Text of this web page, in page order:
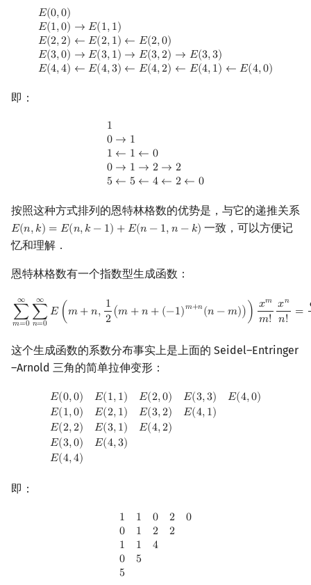
其它 DP 方法
Manacher
回文树
序列自动机
同余方程
二次剩余
阶 & 原根
狄利克雷卷积
杜教筛
Min_25 筛
类欧几里德算法
Meissel–Lehmer 算法
Stern–Brocot 树与 Farey 序列
指数生成函数
可持久化数据结构
树套树
PQ 树
霍夫曼树
欧拉图
哈密顿图
图的着色
图的匹配
矩阵树定理
LGV 引理
最大团搜索算法
15-puzzle
Kahan 求和
珂朵莉树/颜色段均摊
𝐸(0,0)
𝐸(1,0) → 𝐸(1,1)
𝐸(2,2) ← 𝐸(2,1) ← 𝐸(2,0)
𝐸(3,0) → 𝐸(3,1) → 𝐸(3,2) → 𝐸(3,3)
𝐸(4,4) ← 𝐸(4,3) ← 𝐸(4,2) ← 𝐸(4,1) ← 𝐸(4,0)
)E(1,0)→
即：
1
0 → 1
1 ← 1 ← 0
0 → 1 → 2 → 2
5 ← 5 ← 4 ← 2 ← 0
1←
按照这种方式排列的恩特林格数的优势是，与它的递推关系
𝐸(𝑛,𝑘) = 𝐸(𝑛,𝑘 − 1) +𝐸(𝑛 − 1,𝑛 − 𝑘)
E(n,k )=E(n ,k−1)+E (n −1, n− k)
一致，可以方便记
忆和理解．
恩特林格数有一个指数型生成函数：
∞
∑
𝑚=0
∞
∑
𝑛=0
𝐸 (𝑚+𝑛, 1
2 (𝑚 +𝑛 + (−1)𝑚+𝑛(𝑛 −𝑚)) ) 𝑥𝑚
𝑚!
𝑥𝑛
𝑛! =
∑m= 0∞ =0 n 1 1 +n (n − mm xnn =cos
这个生成函数的系数分布事实上是上面的 Seidel–Entringer
–Arnold 三角的简单拉伸变形：
𝐸(0,0) 𝐸(1,1) 𝐸(2,0) 𝐸(3,3) 𝐸(4,0)
𝐸(1,0) 𝐸(2,1) 𝐸(3,2) 𝐸(4,1)
𝐸(2,2) 𝐸(3,1) 𝐸(4,2)
𝐸(3,0) 𝐸(4,3)
𝐸(4,4)
1,1)E(2,0 E(3,3) E( 0)E(1,0) (2,1)E(3, E(4,1)E(
即：
1 1 0 2
0
0
1 2
2
1
1
4
0
5
5
10 0 2 14 5